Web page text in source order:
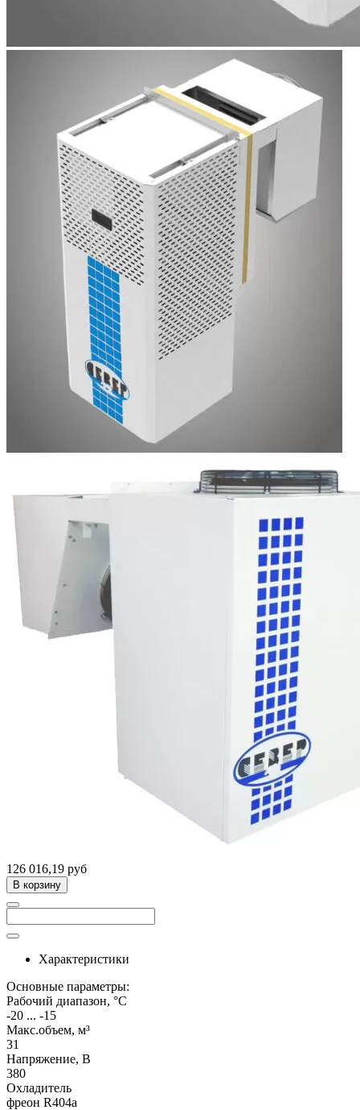
126 016,19 руб
В корзину
Характеристики
Основные параметры:
Рабочий диапазон, °C
-20 ... -15
Макс.объем, м³
31
Напряжение, В
380
Охладитель
фреон R404a